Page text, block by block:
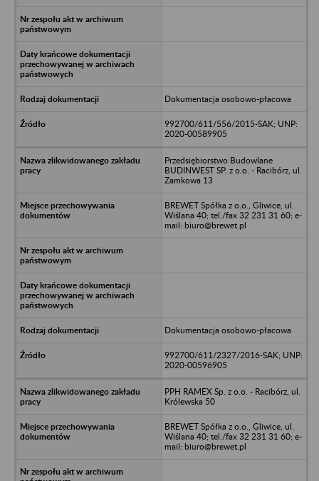
Dokumentacja osobowo-płacowa
992700/611/556/2015-SAK; UNP:
2020-00589905
Przedsiębiorstwo Budowlane
BUDINWEST SP. z o.o. - Racibórz, ul.
Zamkowa 13
BREWET Spółka z o.o., Gliwice, ul.
Wiślana 40; tel./fax 32 231 31 60; e-
mail: biuro@brewet.pl
Dokumentacja osobowo-płacowa
992700/611/2327/2016-SAK; UNP:
2020-00596905
PPH RAMEX Sp. z o.o. - Racibórz, ul.
Królewska 50
BREWET Spółka z o.o., Gliwice, ul.
Wiślana 40; tel./fax 32 231 31 60; e-
mail: biuro@brewet.pl